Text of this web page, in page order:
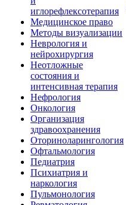
иглорефлексотерапия
Медицинское право
Методы визуализации
Неврология и
нейрохирургия
Неотложные
состояния и
интенсивная терапия
Нефрология
Онкология
Организация
здравоохранения
Оториноларингология
Офтальмология
Педиатрия
Психиатрия и
наркология
Пульмонология